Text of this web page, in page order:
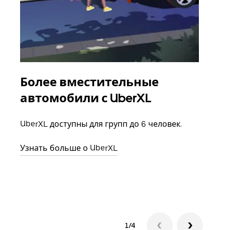
Более вместительные
автомобили с UberXL
UberXL доступны для групп до 6 человек.
Узнать больше о UberXL
1/4